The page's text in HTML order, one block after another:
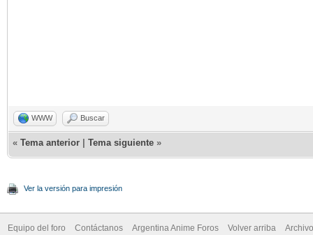
WWW Buscar
« Tema anterior Tema siguiente »
Ver la versión para impresión
Equipo del foro Contáctanos Argentina Anime Foros Volver arriba